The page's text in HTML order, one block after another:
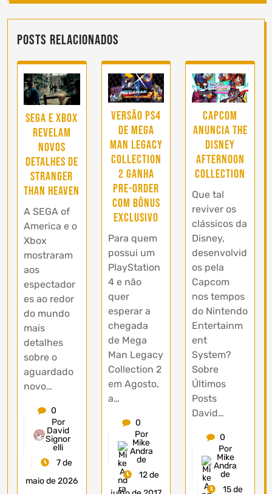
Posts Relacionados
SEGA e Xbox
revelam
novos
detalhes de
STRANGER
THAN HEAVEN
A SEGA of
America e o
Xbox
mostraram
aos
espectador
es ao redor
do mundo
mais
detalhes
sobre o
aguardado
novo…
0
Por
David
Signor
elli
7 de
maio de 2026
Versão PS4
de Mega
Man Legacy
Collection
2 ganha
pre-order
com bônus
exclusivo
Para quem
possui um
PlayStation
4 e não
quer
esperar a
chegada
de Mega
Man Legacy
Collection 2
em Agosto,
a…
0
Por
Mike
Andra
de
12 de
Capcom
anuncia The
Disney
Afternoon
Collection
Que tal
reviver os
clássicos da
Disney,
desenvolvid
os pela
Capcom
nos tempos
do Nintendo
Entertainm
ent
System?
Sobre
Últimos
Posts
David…
0
Por
Mike
Andra
de
15 de